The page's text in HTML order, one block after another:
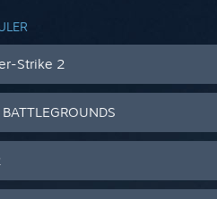
Strike 2
BATTLEGROUNDS